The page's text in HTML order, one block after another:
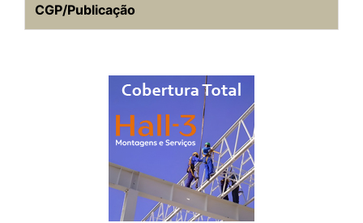
CGP/Publicação